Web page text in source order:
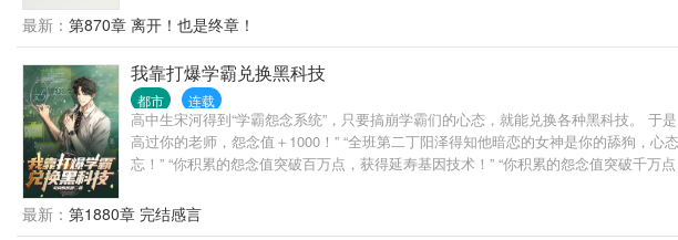
最新： 第870章 离开！也是终章！
我靠打爆学霸兑换黑科技
都市 连载
高中生宋河得到“学霸怨念系统”，只要搞崩学霸们的心态，就能兑换各种黑科技。 于
高过你的老师，怨念值＋1000！” “全班第二丁阳泽得知他暗恋的女神是你的舔狗，
忘！” “你积累的怨念值突破百万点，获得延寿基因技术！” “你积累的怨念值突破千
最新： 第1880章 完结感言